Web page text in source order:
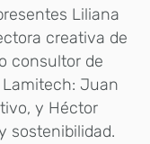
Liliana
creativa de
consultor de
Juan
y Héctor
sostenibilidad.